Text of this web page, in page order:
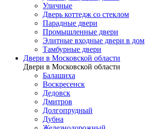
Уличные
Дверь коттедж со стеклом
Парадные двери
Промышленные двери
Элитные входные двери в дом
Тамбурные двери
Двери в Московской области
Двери в Московской области
Балашиха
Воскресенск
Дедовск
Дмитров
Долгопрудный
Дубна